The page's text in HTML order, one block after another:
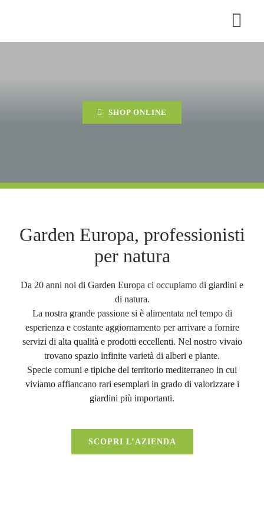
contenuto
CONTATTI
SHOP ONLINE
Garden Europa, professionisti
per natura
Da 20 anni noi di Garden Europa ci occupiamo di giardini e
di natura.
La nostra grande passione si è alimentata nel tempo di
esperienza e costante aggiornamento per arrivare a fornire
servizi di alta qualità e prodotti eccellenti. Nel nostro vivaio
trovano spazio infinite varietà di alberi e piante.
Specie comuni e tipiche del territorio mediterraneo in cui
viviamo affiancano rari esemplari in grado di valorizzare i
giardini più importanti.
SCOPRI L’AZIENDA